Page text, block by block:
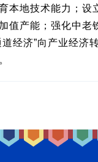
本地技术能力；设
值产能；强化中老
经济”向产业经济